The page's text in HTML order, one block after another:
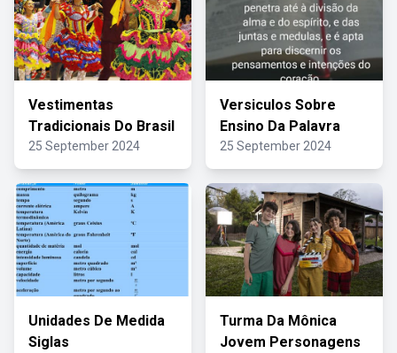
Vestimentas
Tradicionais Do Brasil
25 September 2024
Versiculos Sobre
Ensino Da Palavra
25 September 2024
Unidades De Medida
Siglas
Turma Da Mônica
Jovem Personagens